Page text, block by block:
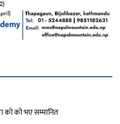
को भए सम्मानित